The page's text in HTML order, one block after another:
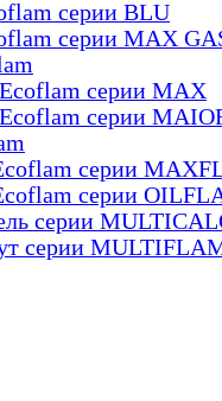
серии BLU
серии MAX
серии MAX
серии
серии
серии
серии
серии